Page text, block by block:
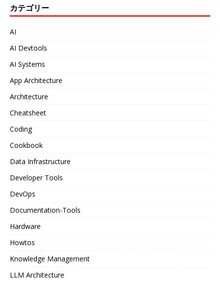
カテゴリー
AI
AI Devtools
AI Systems
App Architecture
Architecture
Cheatsheet
Coding
Cookbook
Data Infrastructure
Developer Tools
DevOps
Documentation-Tools
Hardware
Howtos
Knowledge Management
LLM Architecture